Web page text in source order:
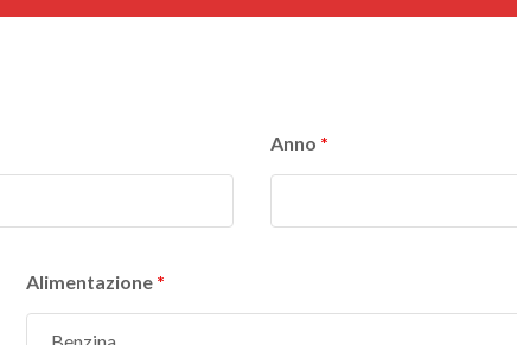
Anno *
Alimentazione *